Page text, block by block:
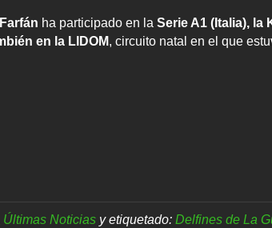
ha participado en la Serie A1 (Italia), la
en la LIDOM, circuito natal en el que
Últimas Noticias y etiquetado: Delfines de La